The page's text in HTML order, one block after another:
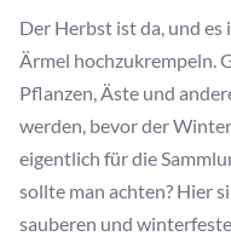
Der Herbst ist da, und
Ärmel hochzukrempeln.
Pflanzen, Äste und
werden, bevor der
eigentlich für die
sollte man achten? Hier
sauberen und